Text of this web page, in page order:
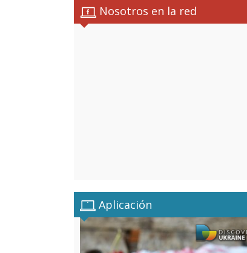
Nosotros en la red
Aplicación